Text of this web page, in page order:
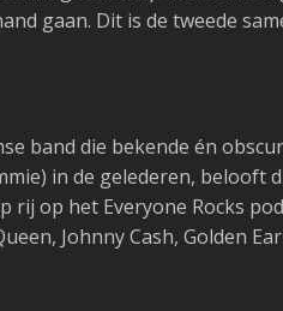
gaan. Dit is de tweede
band die bekende én
in de gelederen, belooft
rij op het Everyone Rocks
Johnny Cash, Golden